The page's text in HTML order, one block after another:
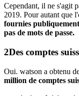
Cependant, il ne s'agit
2019. Pour autant que
fournies
pas de mots de passe.
Des comptes
Oui. watson a obtenu
million de comptes